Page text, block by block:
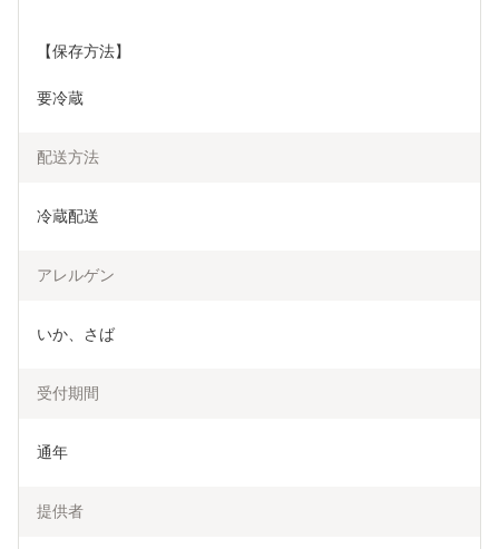
【保存方法】
要冷蔵
配送方法
冷蔵配送
アレルゲン
いか、さば
受付期間
通年
提供者